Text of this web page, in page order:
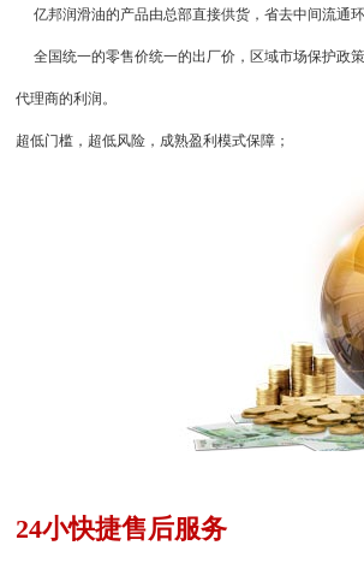
亿邦润滑油的产品由总部直接供货，省去中间流通环
全国统一的零售价统一的出厂价，区域市场保护政
代理商的利润。
超低门槛，超低风险，成熟盈利模式保障；
24小快捷售后服务